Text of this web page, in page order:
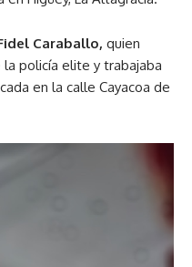
Caraballo, quien
policía elite y trabajaba
en la calle Cayacoa de